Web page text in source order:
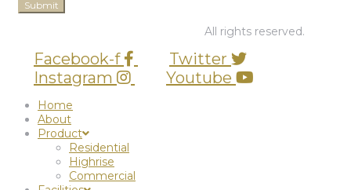
All rights reserved.
Facebook-f
Twitter
Instagram
Youtube
Home
About
Product
Residential
Highrise
Commercial